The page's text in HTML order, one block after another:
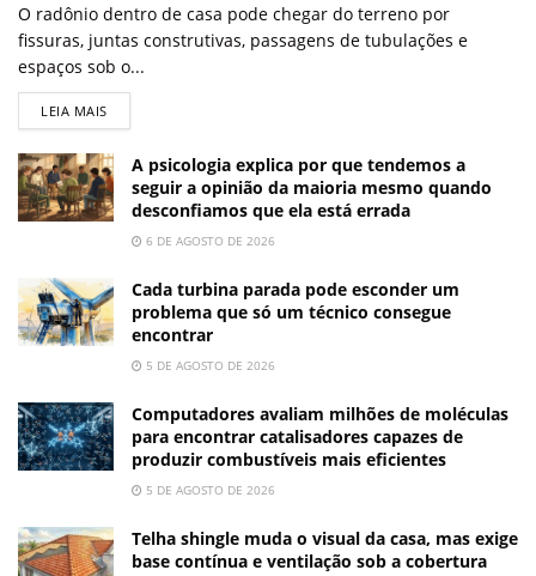
O radônio dentro de casa pode chegar do terreno por
fissuras, juntas construtivas, passagens de tubulações e
espaços sob o...
LEIA MAIS
A psicologia explica por que tendemos a
seguir a opinião da maioria mesmo quando
desconfiamos que ela está errada
6 DE AGOSTO DE 2026
Cada turbina parada pode esconder um
problema que só um técnico consegue
encontrar
5 DE AGOSTO DE 2026
Computadores avaliam milhões de moléculas
para encontrar catalisadores capazes de
produzir combustíveis mais eficientes
5 DE AGOSTO DE 2026
Telha shingle muda o visual da casa, mas exige
base contínua e ventilação sob a cobertura